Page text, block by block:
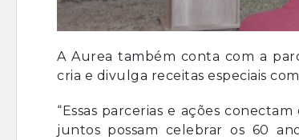
A Aurea também conta com a
cria e divulga receitas especiais
“Essas parcerias e ações
juntos possam celebrar os 60